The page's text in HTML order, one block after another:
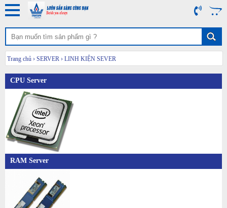
Trang chủ › SERVER › LINH KIỆN SEVER
CPU Server
RAM Server